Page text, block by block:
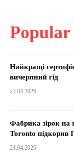
Popular
Найкращі
вичерпний гід
23.04.2026
Фабрика зірок на
Toronto підкорив
21.04.2026